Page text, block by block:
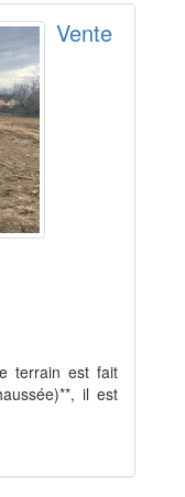
Vente
terrain est fait
il est